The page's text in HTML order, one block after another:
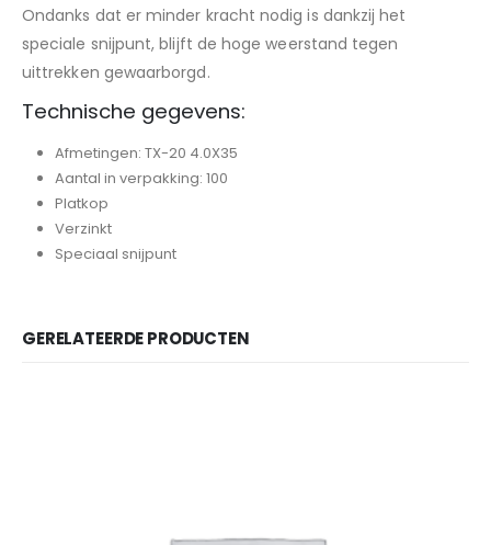
Ondanks dat er minder kracht nodig is dankzij het
speciale snijpunt, blijft de hoge weerstand tegen
uittrekken gewaarborgd.
Technische gegevens:
Afmetingen: TX-20 4.0X35
Aantal in verpakking: 100
Platkop
Verzinkt
Speciaal snijpunt
GERELATEERDE PRODUCTEN